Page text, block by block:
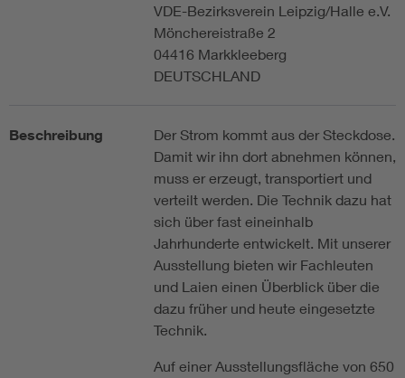
VDE-Bezirksverein Leipzig/Halle e.V.
Mönchereistraße 2
04416 Markkleeberg
DEUTSCHLAND
Beschreibung
Der Strom kommt aus der Steckdose.
Damit wir ihn dort abnehmen können,
muss er erzeugt, transportiert und
verteilt werden. Die Technik dazu hat
sich über fast eineinhalb
Jahrhunderte entwickelt. Mit unserer
Ausstellung bieten wir Fachleuten
und Laien einen Überblick über die
dazu früher und heute eingesetzte
Technik.
Auf einer Ausstellungsfläche von 650